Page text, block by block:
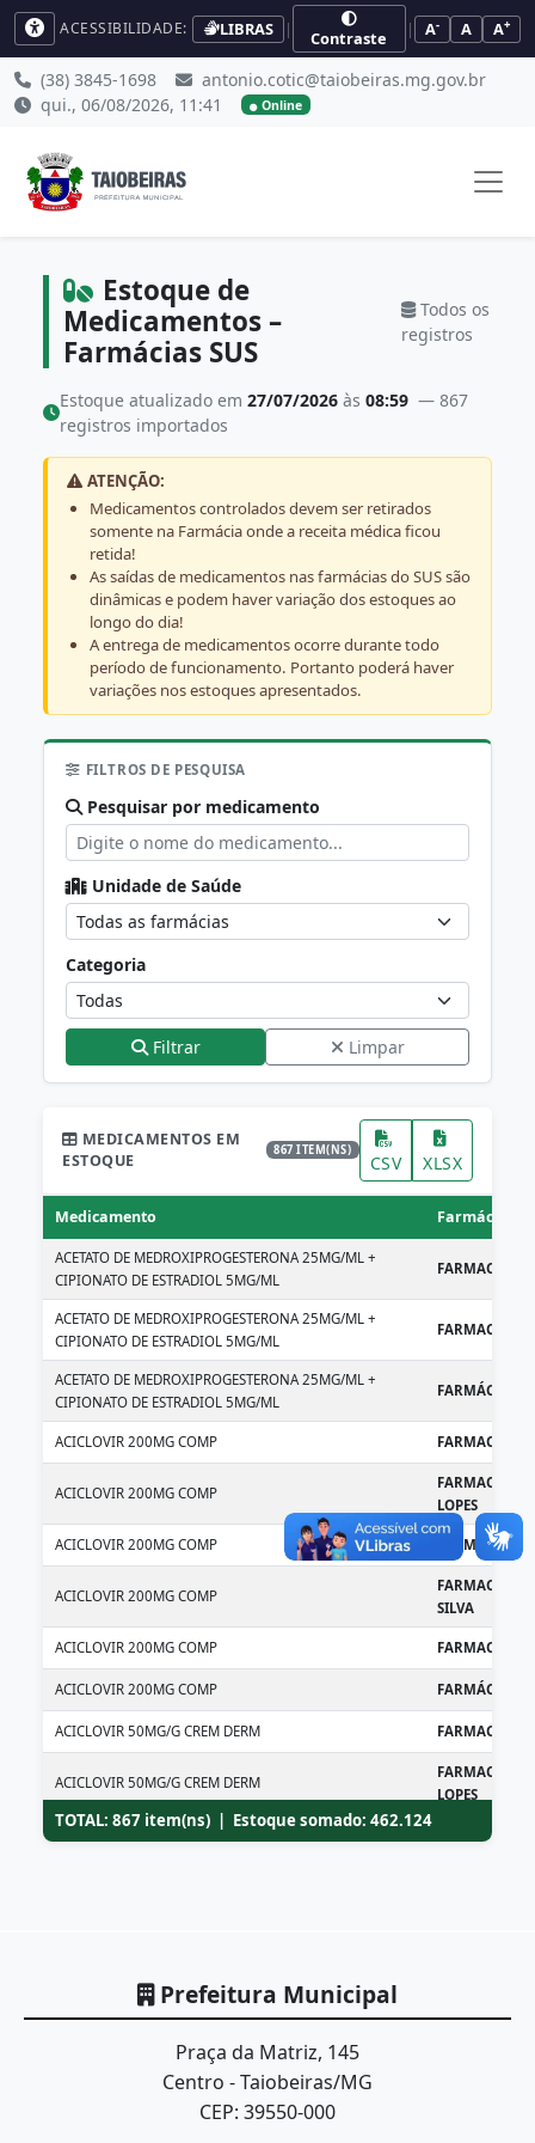
ACESSIBILIDADE: LIBRAS | Contraste | A- A A+
(38) 3845-1698
antonio.cotic@taiobeiras.mg.gov.br
qui., 06/08/2026, 11:41
Online
Estoque de
Medicamentos –
Farmácias SUS
Todos os
registros
Estoque atualizado em 27/07/2026 às 08:59 — 867
registros importados
ATENÇÃO:
Medicamentos controlados devem ser retirados
somente na Farmácia onde a receita médica ficou
retida!
As saídas de medicamentos nas farmácias do SUS são
dinâmicas e podem haver variação dos estoques ao
longo do dia!
A entrega de medicamentos ocorre durante todo
período de funcionamento. Portanto poderá haver
variações nos estoques apresentados.
FILTROS DE PESQUISA
Pesquisar por medicamento
Unidade de Saúde
Categoria
Filtrar Limpar
MEDICAMENTOS EM
ESTOQUE
867 ITEM(NS)
CSV XLSX
Medicamento Farmácia /
ACETATO DE MEDROXIPROGESTERONA 25MG/ML +
CIPIONATO DE ESTRADIOL 5MG/ML
FARMACIA
ACETATO DE MEDROXIPROGESTERONA 25MG/ML +
CIPIONATO DE ESTRADIOL 5MG/ML
FARMACIA
ACETATO DE MEDROXIPROGESTERONA 25MG/ML +
CIPIONATO DE ESTRADIOL 5MG/ML
FARMÁCIA DE
ACICLOVIR 200MG COMP FARMACIA
ACICLOVIR 200MG COMP
FARMACIA
LOPES
ACICLOVIR 200MG COMP FARMACIA
ACICLOVIR 200MG COMP
FARMACIA
SILVA
ACICLOVIR 200MG COMP FARMACIA
ACICLOVIR 200MG COMP FARMÁCIA DE
ACICLOVIR 50MG/G CREM DERM FARMACIA
ACICLOVIR 50MG/G CREM DERM
FARMACIA
LOPES
ACICLOVIR 50MG/G CREM DERM FARMACIA
ACIDO ACETILSALICILICO 100MG COMP
LOPES
ACIDO ACETILSALICILICO 100MG COMP
ACIDO ACETILSALICILICO 100MG COMP
TOTAL: 867 item(ns) | Estoque somado: 462.124
Prefeitura Municipal
Praça da Matriz, 145
Centro - Taiobeiras/MG
CEP: 39550-000